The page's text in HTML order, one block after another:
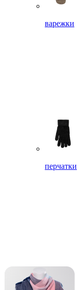
варежки
перчатки